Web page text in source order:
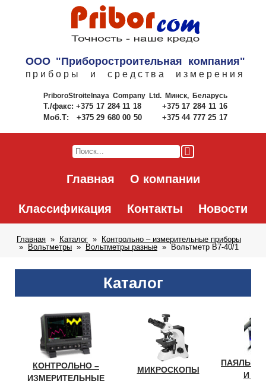
ООО "Приборостроительная компания"
приборы и средства измерения
PriboroStroitelnaya Company Ltd.Минск, Беларусь
Т./факс: +375 17 284 11 18
+375 17 284 11 16
Моб.Т:
+375 29 680 00 50 +375 44 777 25 17
Главная О компании
Классификация Контакты Новости
Главная Каталог
Контрольно – измерительные приборы
Вольтметры
Вольтметры разные Вольтметр В7-40/1
Каталог
КОНТРОЛЬНО –
ИЗМЕРИТЕЛЬНЫЕ
МИКРОСКОПЫ
И